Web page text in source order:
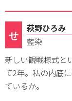
せ
萩野ひろみ
藍染
新しい観戦様式と
て2年。私の内底
ているか。